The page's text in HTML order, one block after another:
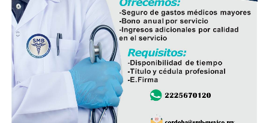
Peritos de la Fiscalía General del Estado y agentes de la
Policía Ministerial llevaron a cabo el procesamiento de
la escena y ordenaron el levantamiento del cuerpo, que
fue trasladado al Servicio Médico Forense (Semefo),
donde permanece en espera de su identificación oficial.